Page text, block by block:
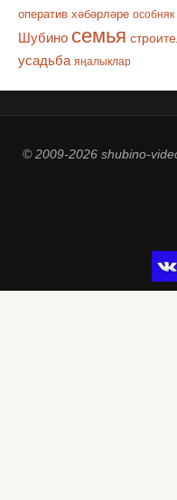
оператив хәбәрләре особняк
Шубино семья
усадьба яңалыклар
© 2009-2026 shubino-